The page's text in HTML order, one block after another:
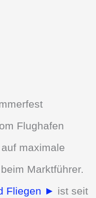
Flughafen
maximale
Marktführer.
Fliegen ► ist seit